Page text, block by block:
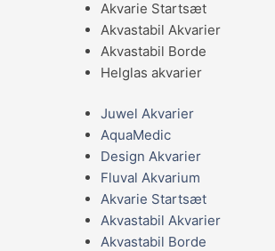
Akvarie Startsæt
Akvastabil Akvarier
Akvastabil Borde
Helglas akvarier
Juwel Akvarier
AquaMedic
Design Akvarier
Fluval Akvarium
Akvarie Startsæt
Akvastabil Akvarier
Akvastabil Borde